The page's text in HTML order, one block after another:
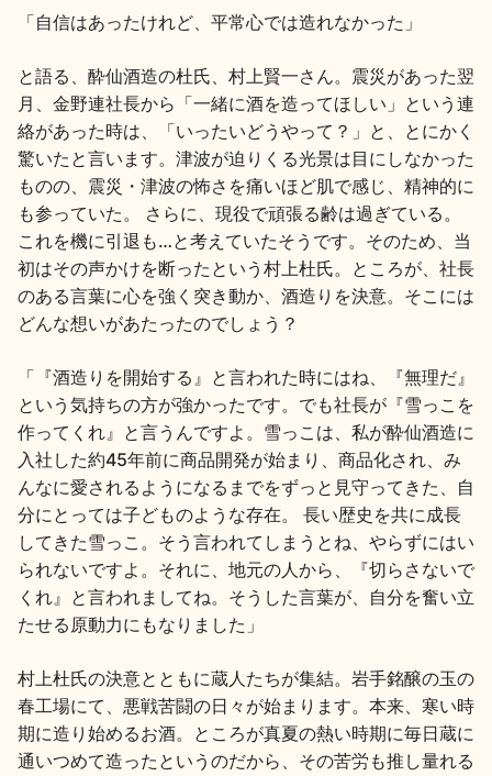
「自信はあったけれど、平常心では造れなかった」
と語る、酔仙酒造の杜氏、村上賢一さん。震災があった翌
月、金野連社長から「一緒に酒を造ってほしい」という連
絡があった時は、「いったいどうやって？」と、とにかく
驚いたと言います。津波が迫りくる光景は目にしなかった
ものの、震災・津波の怖さを痛いほど肌で感じ、精神的に
も参っていた。 さらに、現役で頑張る齢は過ぎている。
これを機に引退も…と考えていたそうです。そのため、当
初はその声かけを断ったという村上杜氏。ところが、社長
のある言葉に心を強く突き動か、酒造りを決意。そこには
どんな想いがあたったのでしょう？
「『酒造りを開始する』と言われた時にはね、『無理だ』
という気持ちの方が強かったです。でも社長が『雪っこを
作ってくれ』と言うんですよ。雪っこは、私が酔仙酒造に
入社した約45年前に商品開発が始まり、商品化され、み
んなに愛されるようになるまでをずっと見守ってきた、自
分にとっては子どものような存在。 長い歴史を共に成長
してきた雪っこ。そう言われてしまうとね、やらずにはい
られないですよ。それに、地元の人から、『切らさないで
くれ』と言われましてね。そうした言葉が、自分を奮い立
たせる原動力にもなりました」
村上杜氏の決意とともに蔵人たちが集結。岩手銘醸の玉の
春工場にて、悪戦苦闘の日々が始まります。本来、寒い時
期に造り始めるお酒。ところが真夏の熱い時期に毎日蔵に
通いつめて造ったというのだから、その苦労も推し量れる